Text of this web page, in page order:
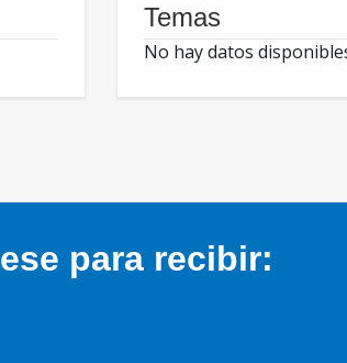
Temas
No hay datos
para recibir: